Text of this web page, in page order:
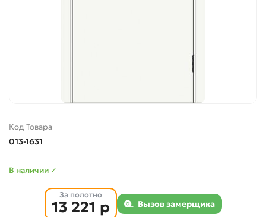
Код Товара
013-1631
В наличии ✓
За полотно
13 221 р Вызов замерщика